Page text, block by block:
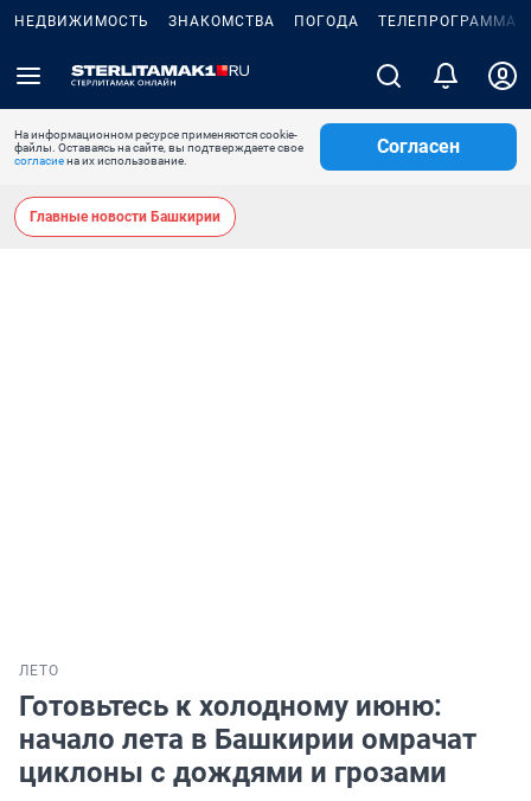
НЕДВИЖИМОСТЬ ЗНАКОМСТВА ПОГОДА ТЕЛЕПРОГРАММА
На информационном ресурсе применяются cookie-
файлы. Оставаясь на сайте, вы подтверждаете свое
согласиена их использование.
Согласен
Главные новости Башкирии
ЛЕТО
Готовьтесь к холодному июню:
начало лета в Башкирии омрачат
циклоны с дождями и грозами